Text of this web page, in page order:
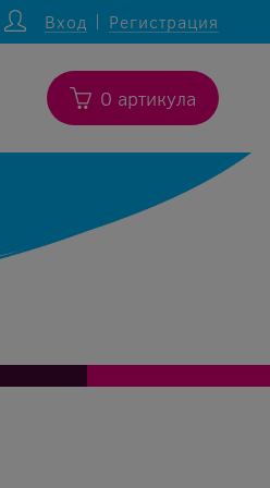
Вход Регистрация
0 артикула